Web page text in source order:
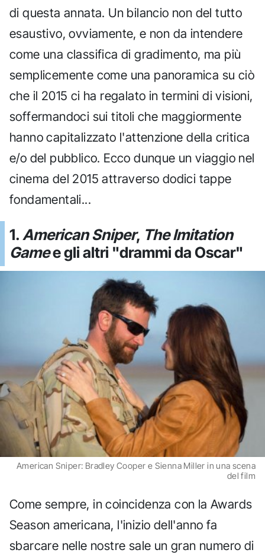
di questa annata. Un bilancio non del tutto
esaustivo, ovviamente, e non da intendere
come una classifica di gradimento, ma più
semplicemente come una panoramica su ciò
che il 2015 ci ha regalato in termini di visioni,
soffermandoci sui titoli che maggiormente
hanno capitalizzato l'attenzione della critica
e/o del pubblico. Ecco dunque un viaggio nel
cinema del 2015 attraverso dodici tappe
fondamentali...
1. American Sniper, The Imitation
Gamee gli altri "drammi da Oscar"
American Sniper: Bradley Cooper e Sienna Miller in una scena
del film
Come sempre, in coincidenza con la Awards
Season americana, l'inizio dell'anno fa
sbarcare nelle nostre sale un gran numero di